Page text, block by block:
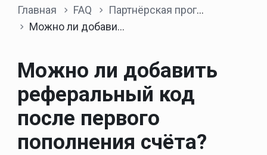
Главная FAQ
Партнёрская программа
Можно ли добавить реферальный код после первого пополнения счёта?
Можно ли добавить
реферальный код
после первого
пополнения счёта?